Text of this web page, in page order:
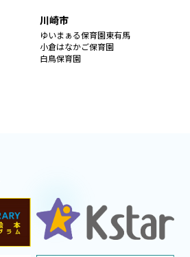
川崎市
ゆいまぁる保育園東有馬
小倉はなかご保育園
白鳥保育園